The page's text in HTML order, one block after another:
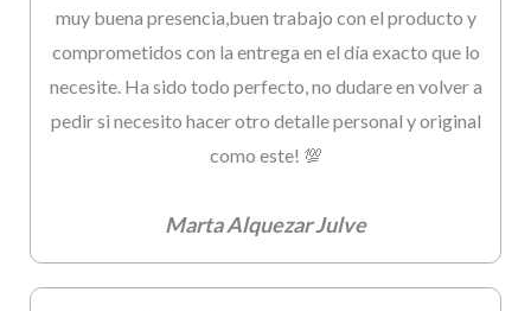
muy buena presencia,buen trabajo con el producto y
comprometidos con la entrega en el día exacto que lo
necesite. Ha sido todo perfecto, no dudare en volver a
pedir si necesito hacer otro detalle personal y original
como este! 💯
Marta Alquezar Julve